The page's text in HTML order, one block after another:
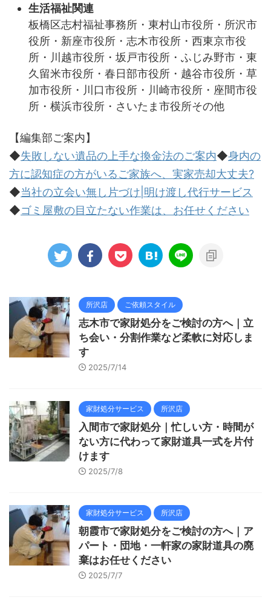
生活福祉関連
板橋区志村福祉事務所・東村山市役所・所沢市
役所・新座市役所・志木市役所・西東京市役
所・川越市役所・坂戸市役所・ふじみ野市・東
久留米市役所・春日部市役所・越谷市役所・草
加市役所・川口市役所・川崎市役所・座間市役
所・横浜市役所・さいたま市役所その他
【編集部ご案内】
◆失敗しない遺品の上手な換金法のご案内◆身内の
方に認知症の方がいるご家族へ、実家売却大丈夫?
◆当社の立会い無し片づけ|明け渡し代行サービス
◆ゴミ屋敷の目立たない作業は、お任せください
所沢店 ご依頼スタイル
志木市で家財処分をご検討の方へ｜立
ち会い・分割作業など柔軟に対応しま
す
2025/7/14
家財処分サービス 所沢店
入間市で家財処分｜忙しい方・時間が
ない方に代わって家財道具一式を片付
けます
2025/7/8
家財処分サービス 所沢店
朝霞市で家財処分をご検討の方へ｜ア
パート・団地・一軒家の家財道具の廃
棄はお任せください
2025/7/7